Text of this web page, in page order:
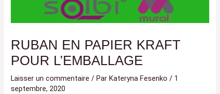
RUBAN EN PAPIER KRAFT
POUR L’EMBALLAGE
Laisser un commentaire / ParKateryna Fesenko/ 1
septembre, 2020